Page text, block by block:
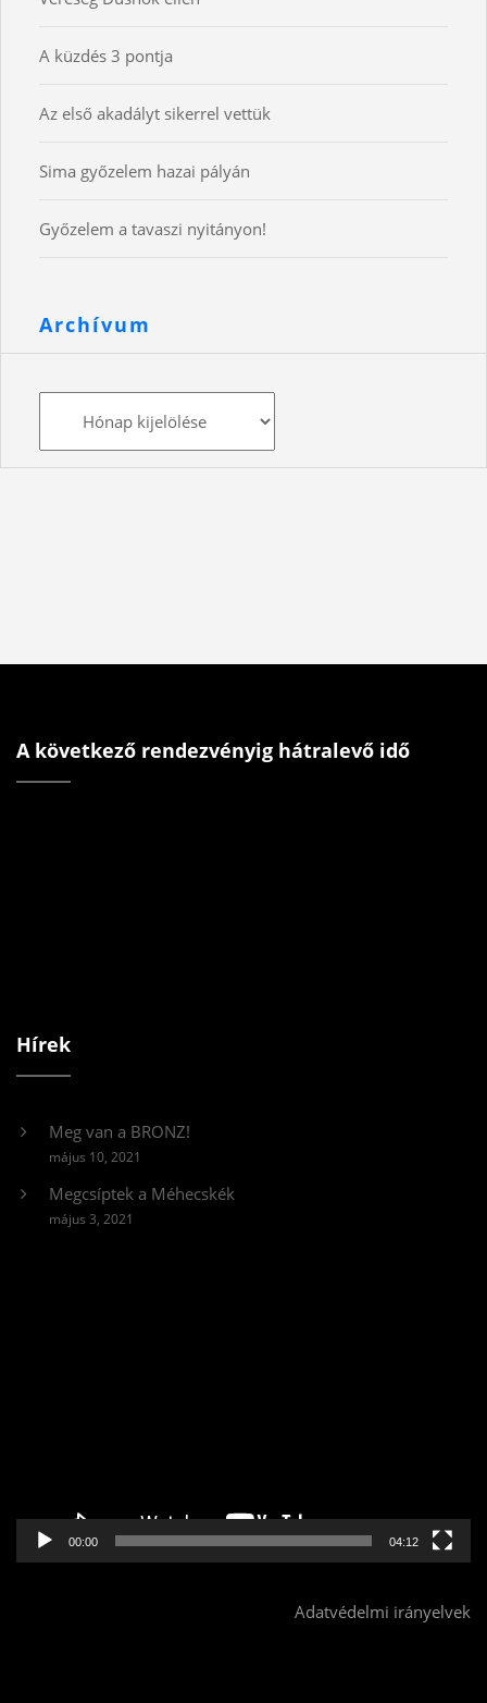
A küzdés 3 pontja
Az első akadályt sikerrel vettük
Sima győzelem hazai pályán
Győzelem a tavaszi nyitányon!
Archívum
A következő rendezvényig hátralevő idő
Hírek
Meg van a BRONZ!
május 10, 2021
Megcsíptek a Méhecskék
május 3, 2021
00:00 04:12
Adatvédelmi irányelvek